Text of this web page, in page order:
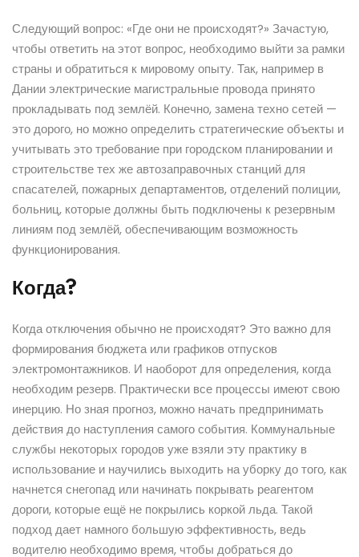
Следующий вопрос: «Где они не происходят?» Зачастую,
чтобы ответить на этот вопрос, необходимо выйти за рамки
страны и обратиться к мировому опыту. Так, например в
Дании электрические магистральные провода принято
прокладывать под землёй. Конечно, замена техно сетей —
это дорого, но можно определить стратегические объекты и
учитывать это требование при городском планировании и
строительстве тех же автозаправочных станций для
спасателей, пожарных департаментов, отделений полиции,
больниц, которые должны быть подключены к резервным
линиям под землёй, обеспечивающим возможность
функционирования.
Когда?
Когда отключения обычно не происходят? Это важно для
формирования бюджета или графиков отпусков
электромонтажников. И наоборот для определения, когда
необходим резерв. Практически все процессы имеют свою
инерцию. Но зная прогноз, можно начать предпринимать
действия до наступления самого события. Коммунальные
службы некоторых городов уже взяли эту практику в
использование и научились выходить на уборку до того, как
начнется снегопад или начинать покрывать реагентом
дороги, которые ещё не покрылись коркой льда. Такой
подход дает намного большую эффективность, ведь
водителю необходимо время, чтобы добраться до